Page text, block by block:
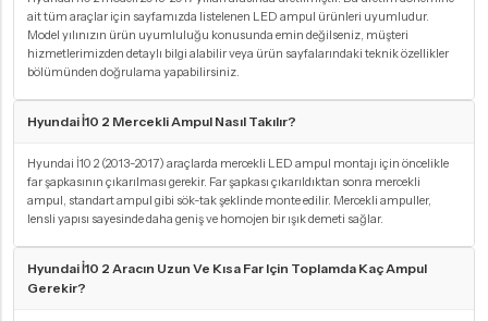
ait tüm araçlar için sayfamızda listelenen LED ampul ürünleri uyumludur.
Model yılınızın ürün uyumluluğu konusunda emin değilseniz, müşteri
hizmetlerimizden detaylı bilgi alabilir veya ürün sayfalarındaki teknik özellikler
bölümünden doğrulama yapabilirsiniz.
Hyundai İ10 2 Mercekli Ampul Nasıl Takılır?
Hyundai İ10 2 (2013-2017) araçlarda mercekli LED ampul montajı için öncelikle
far şapkasının çıkarılması gerekir. Far şapkası çıkarıldıktan sonra mercekli
ampul, standart ampul gibi sök-tak şeklinde monte edilir. Mercekli ampuller,
lensli yapısı sayesinde daha geniş ve homojen bir ışık demeti sağlar.
Hyundai İ10 2 Aracın Uzun Ve Kısa Far Için Toplamda Kaç Ampul
Gerekir?